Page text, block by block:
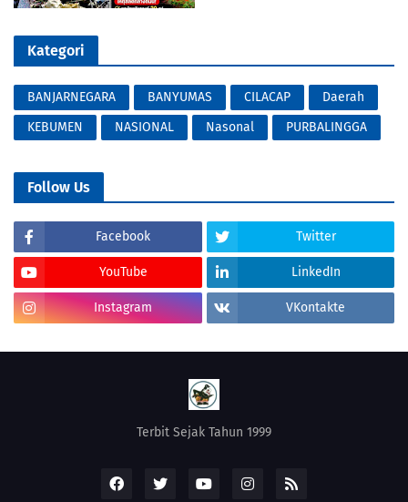
Kategori
BANJARNEGARA BANYUMAS CILACAP
Daerah
KEBUMEN
NASIONAL Nasonal PURBALINGGA
Follow Us
Facebook Twitter
YouTube LinkedIn
Instagram VKontakte
Terbit Sejak Tahun 1999